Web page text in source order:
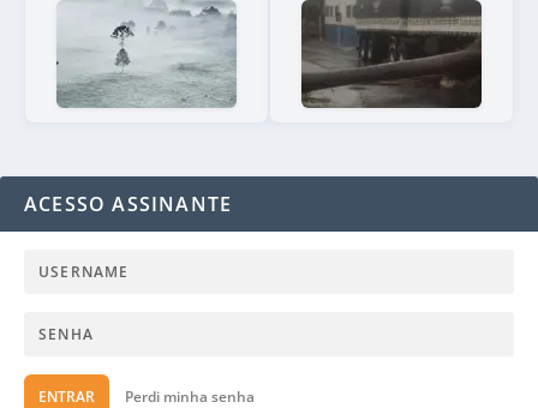
ACESSO ASSINANTE
ENTRAR Perdi minha senha